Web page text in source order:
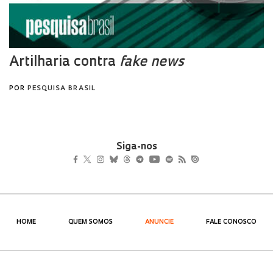
Siga-nos
HOME QUEM SOMOS ANUNCIE FALE CONOSCO